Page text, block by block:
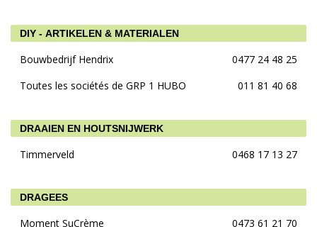
DIY - ARTIKELEN & MATERIALEN
Bouwbedrijf Hendrix
0477 24 48 25
Toutes les sociétés de GRP 1 HUBO
011 81 40 68
DRAAIEN EN HOUTSNIJWERK
Timmerveld 0468 17 13 27
DRAGEES
Moment SuCrème 0473 61 21 70